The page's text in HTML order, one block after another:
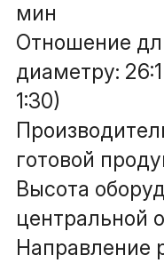
мин
Отношение
диаметру:
1:30)
готовой
Высота
центральной
Направление